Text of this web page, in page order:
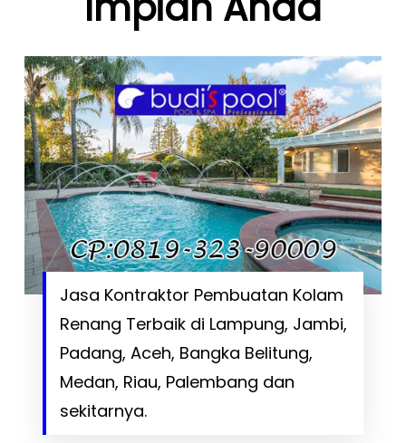
Jasa Kontraktor Pembuatan Kolam
Renang Terbaik di Lampung, Jambi,
Padang, Aceh, Bangka Belitung,
Medan, Riau, Palembang dan
sekitarnya.